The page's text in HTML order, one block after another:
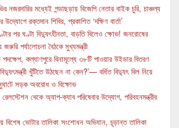
নজরদারির মধ্যেই গন্ডাছড়ায় বিজেপি নেতার বাইক চুরি, চাঞ্চল্য
রক্তদান শিবির, প্রকাশিত ‘দক্ষিণ বার্তা’
পর ঘণ্টা বিদ্যুৎহীনতা, বাড়তি বিলেও ক্ষোভ! জনরোষের
পর্যালোচনা বৈঠকে মুখ্যমন্ত্রী
কল্যাণপুরে বিনামূল্যে ৩৮টি পাওয়ার উইডার বিতরণ
খুঁটিতে উঠছেন না কেন?’— বর্ধিত বিদ্যুৎ বিল নিয়ে
সড়ক অবরোধ ও বিক্ষোভ
থেকে অ্যাপ-ক্যাব পরিষেবার উদ্যোগ, পরিবহনমন্ত্রীর
বিশেষ ভোটার তালিকা সংশোধন অভিযান, চূড়ান্ত তালিকা